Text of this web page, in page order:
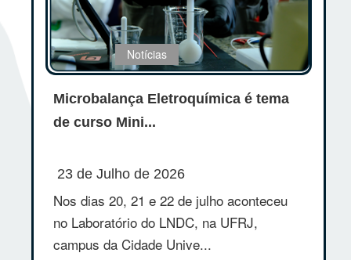
Notícias
Microbalança Eletroquímica é tema
de curso Mini...
23 de Julho de 2026
Nos dias 20, 21 e 22 de julho aconteceu
no Laboratório do LNDC, na UFRJ,
campus da Cidade Unive...